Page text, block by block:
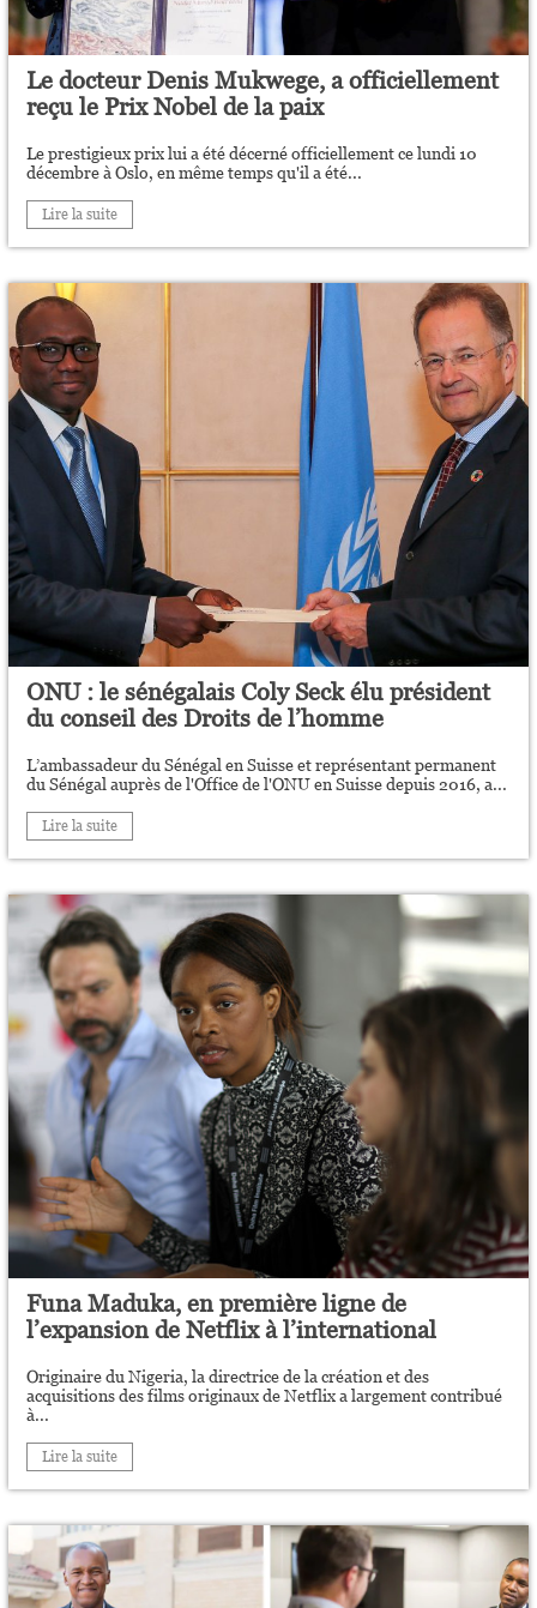
Le docteur Denis Mukwege, a officiellement
reçu le Prix Nobel de la paix
Le prestigieux prix lui a été décerné officiellement ce lundi 10
décembre à Oslo, en même temps qu'il a été...
Lire la suite
ONU : le sénégalais Coly Seck élu président
du conseil des Droits de l’homme
L’ambassadeur du Sénégal en Suisse et représentant permanent
du Sénégal auprès de l'Office de l'ONU en Suisse depuis 2016, a...
Lire la suite
Funa Maduka, en première ligne de
l’expansion de Netflix à l’international
Originaire du Nigeria, la directrice de la création et des
acquisitions des films originaux de Netflix a largement contribué
à...
Lire la suite